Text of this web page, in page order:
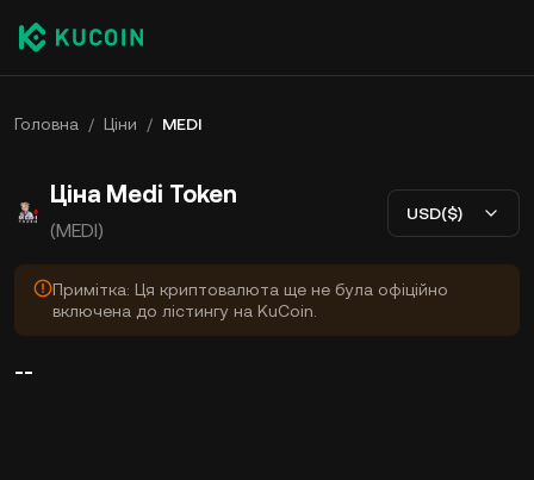
Головна / Ціни / MEDI
Ціна Medi Token
(MEDI)
USD($)
Примітка: Ця криптовалюта ще не була офіційно
включена до лістингу на KuCoin.
--